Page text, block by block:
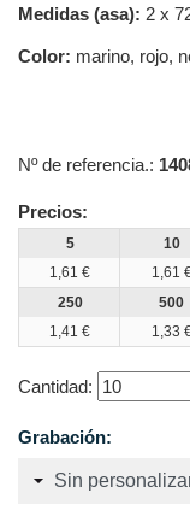
Medidas (asa): 2 x
Color: marino, rojo,
Nº de referencia.:
Precios:
5
1,61 €
10
1,61
250
1,41 €
500
1,33
Cantidad:
Grabación: